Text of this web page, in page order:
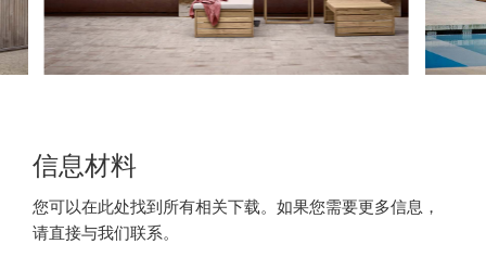
信息材料
您可以在此处找到所有相关下载。如果您需要更多信息，
请直接与我们联系。